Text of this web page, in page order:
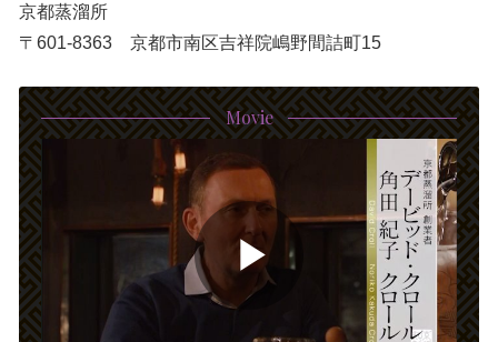
京都蒸溜所
〒601-8363 京都市南区吉祥院嶋野間詰町15
Movie
P